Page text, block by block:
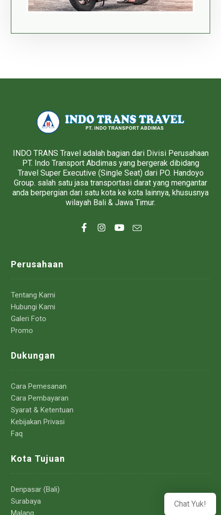
INDO TRANS Travel adalah bagian dari Divisi Perusahaan
PT. Indo Transport Abdimas yang bergerak dibidang
Travel Super Executive (Single Seat) dari PO. Handoyo
Group. salah satu jasa transportasi darat yang mengantar
anda berpergian dari satu kota ke kota lainnya, khususnya
wilayah Bali & Jawa Timur.
Perusahaan
Tentang Kami
Hubungi Kami
Galeri Foto
Promo
Dukungan
Cara Pemesanan
Cara Pembayaran
Syarat & Ketentuan
Kebijakan Privasi
Faq
Kota Tujuan
Denpasar (Bali)
Surabaya
Malang
Chat Yuk!